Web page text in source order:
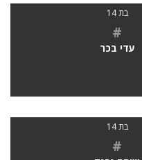
בת 14
#
עדי בכר
בת 14
#